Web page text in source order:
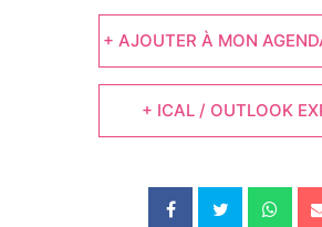
+ AJOUTER À MON
+ ICAL / OUTLOOK